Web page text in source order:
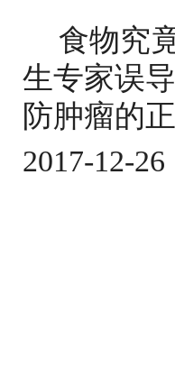
食物究
生专家误
防肿瘤的
2017-12-26